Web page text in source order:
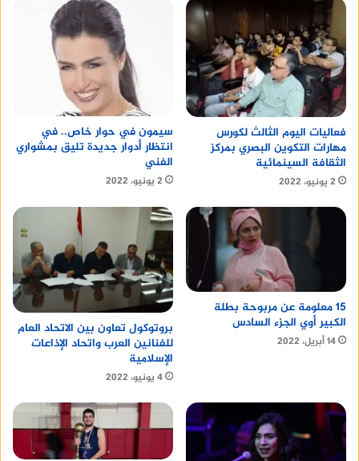
فعاليات اليوم الثالث لكورس
مهارات التكوين البصري بمركز
الثقافة السينمائية
2 يونيو، 2022
سيمون في حوار خاص.. في
انتظار أدوار جديدة تليق بمشواري
الفني
2 يونيو، 2022
15 معلومة عن مربوحة بطلة
الكبير أوي الجزء السادس
14 أبريل، 2022
بروتوكول تعاون بين الاتحاد العام
للفنانين العرب واتحاد الإذاعات
الإسلامية
4 يونيو، 2022